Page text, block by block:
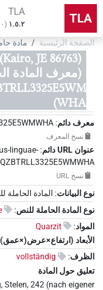
TLA
TLA
۱.٥.٢ (
الصفحة الرئيسية مادة
JE 86763)
(معرف المادة
WHA)
معرف دائم:
نسخ المعرف
عنوان‏ ‏URL‏ دائم :
linguae-
نسخ‏ ‏URL
نوع البيانات: المادة الحاملة
نوع المادة الحاملة للنص:
المواد:
Quarzit
الأبعاد
الظرف:
vollständig
تعليق حول المادة
Stelen, 242 (nach eigener